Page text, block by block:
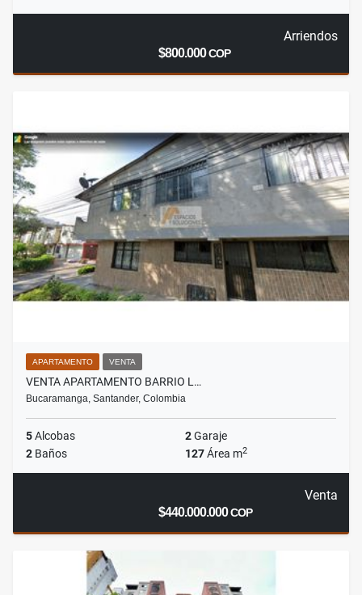
Arriendos
$800.000COP
APARTAMENTO VENTA
VENTA APARTAMENTO BARRIO L…
Bucaramanga, Santander, Colombia
5Alcobas 2Garaje
2 Baños 127Área m2
Venta
$440.000.000COP